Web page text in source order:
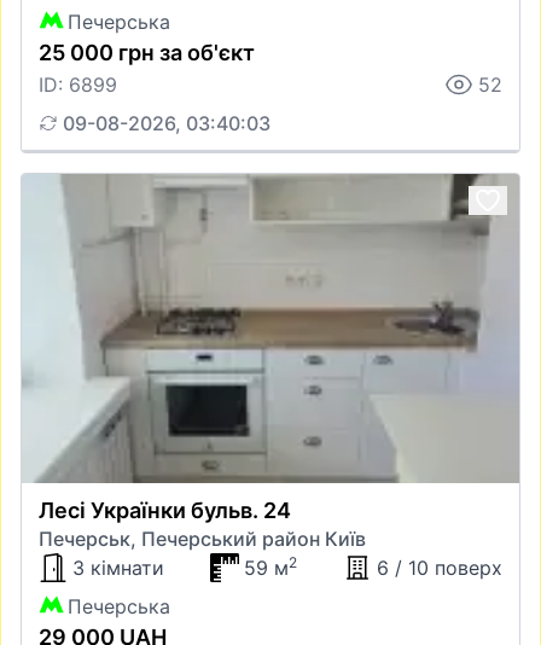
Печерська
25 000 грн за об'єкт
ID: 6899
52
09-08-2026, 03:40:03
Лесі Українки бульв. 24
Печерськ, Печерський район Київ
3 кімнати
59 м2
6 / 10 поверх
Печерська
29 000 UAH